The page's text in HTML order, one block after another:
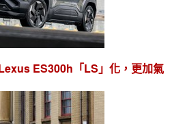
ES300h「LS」化，更加氣